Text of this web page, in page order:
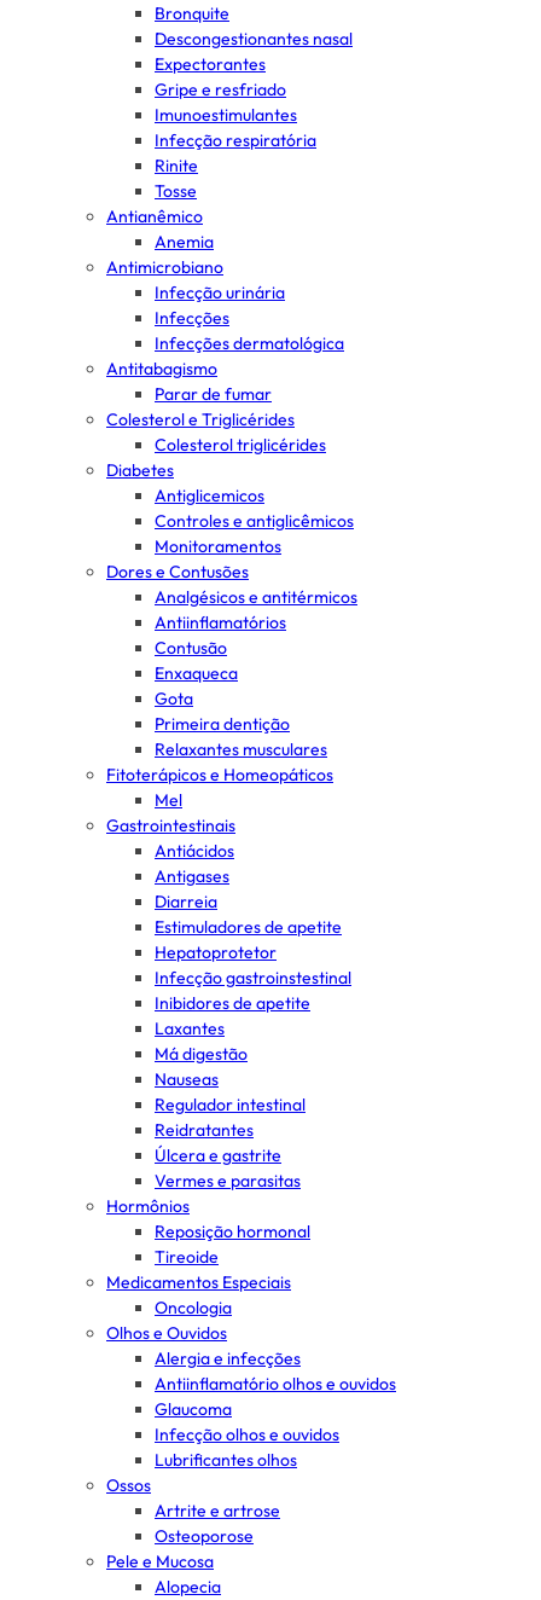
Bronquite
Descongestionantes nasal
Expectorantes
Gripe e resfriado
Imunoestimulantes
Infecção respiratória
Rinite
Tosse
Antianêmico
Anemia
Antimicrobiano
Infecção urinária
Infecções
Infecções dermatológica
Antitabagismo
Parar de fumar
Colesterol e Triglicérides
Colesterol triglicérides
Diabetes
Antiglicemicos
Controles e antiglicêmicos
Monitoramentos
Dores e Contusões
Analgésicos e antitérmicos
Antiinflamatórios
Contusão
Enxaqueca
Gota
Primeira dentição
Relaxantes musculares
Fitoterápicos e Homeopáticos
Mel
Gastrointestinais
Antiácidos
Antigases
Diarreia
Estimuladores de apetite
Hepatoprotetor
Infecção gastroinstestinal
Inibidores de apetite
Laxantes
Má digestão
Nauseas
Regulador intestinal
Reidratantes
Úlcera e gastrite
Vermes e parasitas
Hormônios
Reposição hormonal
Tireoide
Medicamentos Especiais
Oncologia
Olhos e Ouvidos
Alergia e infecções
Antiinflamatório olhos e ouvidos
Glaucoma
Infecção olhos e ouvidos
Lubrificantes olhos
Ossos
Artrite e artrose
Osteoporose
Pele e Mucosa
Alopecia